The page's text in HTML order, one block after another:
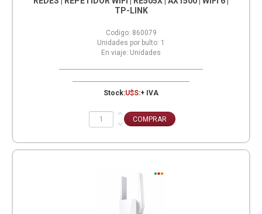
TP-LINK
Codigo: 860079
Unidades por bulto: 1
En viaje: Unidades
Stock:U$S:+ IVA